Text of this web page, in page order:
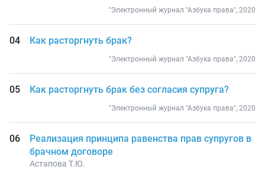
"Электронный журнал "Азбука права", 2020
Как расторгнуть брак?
"Электронный журнал "Азбука права", 2020
Как расторгнуть брак без согласия супруга?
"Электронный журнал "Азбука права", 2020
Реализация принципа равенства прав супругов в
брачном договоре
Астапова Т.Ю.